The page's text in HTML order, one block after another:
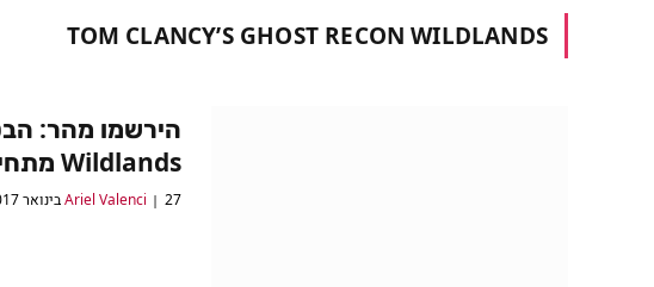
TOM CLANCY’S GHOST RECON WILDLANDS
Wildlands מתחילה שבוע הבא!
Ariel Valenci 27 בינואר 2017